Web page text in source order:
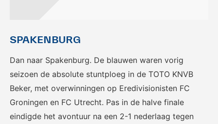
SPAKENBURG
Dan naar Spakenburg. De blauwen waren vorig
seizoen de absolute stuntploeg in de TOTO KNVB
Beker, met overwinningen op Eredivisionisten FC
Groningen en FC Utrecht. Pas in de halve finale
eindigde het avontuur na een 2-1 nederlaag tegen